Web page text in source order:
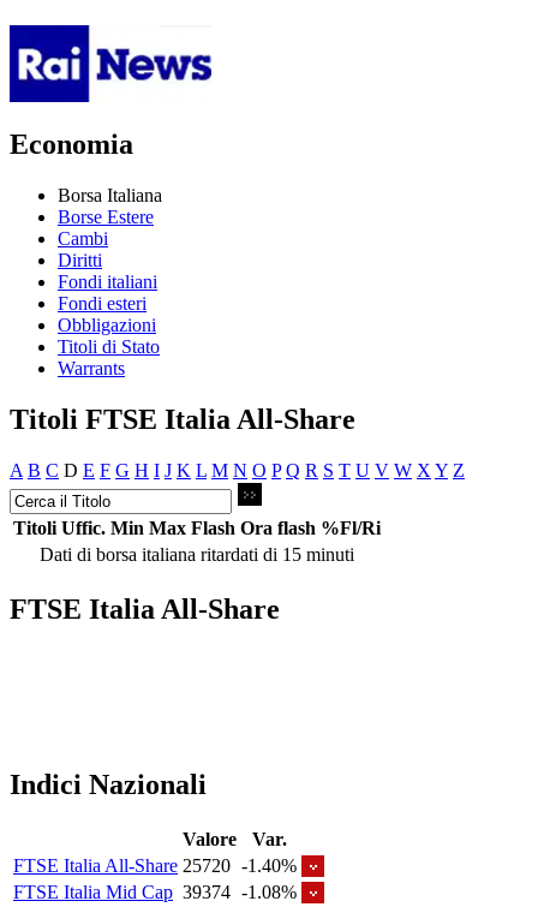
Economia
Borsa Italiana
Borse Estere
Cambi
Diritti
Fondi italiani
Fondi esteri
Obbligazioni
Titoli di Stato
Warrants
Titoli FTSE Italia All-Share
A B C D E F G H I J K L M N O P Q R S T U V W X Y Z
Titoli Uffic. Min Max Flash Ora flash %Fl/Ri
Dati di borsa italiana ritardati di 15 minuti
FTSE Italia All-Share
Indici Nazionali
Valore
Var.
FTSE Italia All-Share 25720 -1.40%
FTSE Italia Mid Cap 39374 -1.08%